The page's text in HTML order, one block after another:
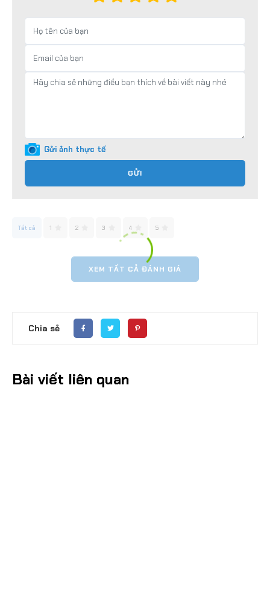
Gửi ảnh thực tế
GỬI
Tất cả 1 2 3 4 5
XEM TẤT CẢ ĐÁNH GIÁ
Chia sẻ
Bài viết liên quan